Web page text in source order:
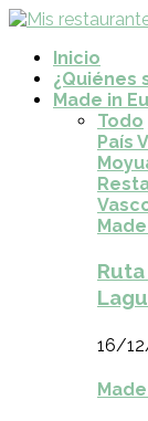
Inicio
¿Quiénes
Made in
Todo
País
16/